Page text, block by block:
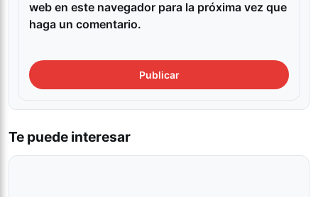
web en este navegador para la próxima vez que
haga un comentario.
Te puede interesar